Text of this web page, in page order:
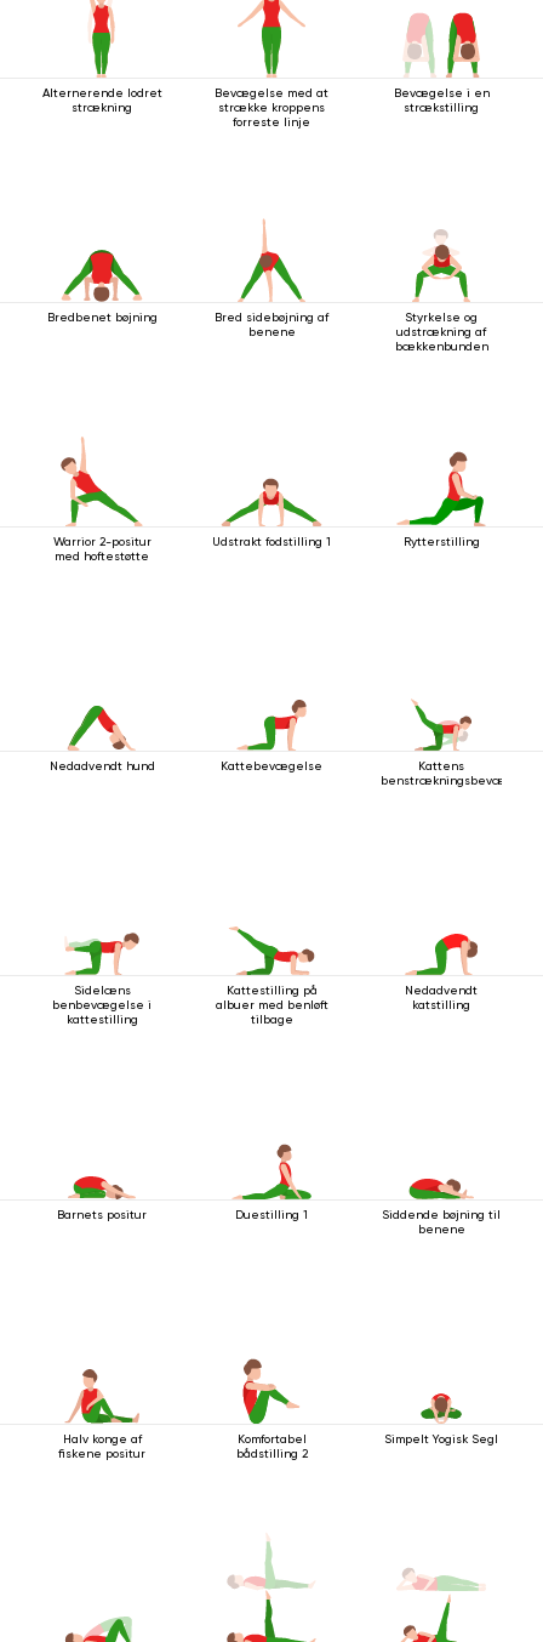
Alternerende lodret
strækning
Bevægelse med at
strække kroppens
forreste linje
Bevægelse i en
strækstilling
Bredbenet bøjning
Bred sidebøjning af
benene
Styrkelse og
udstrækning af
bækkenbunden
Warrior 2-positur
med hoftestøtte
Udstrakt fodstilling 1 Rytterstilling
Nedadvendt hund Kattebevægelse
Kattens
benstrækningsbevægelse
Sidelæns
benbevægelse i
kattestilling
Kattestilling på
albuer med benløft
tilbage
Nedadvendt
katstilling
Barnets positur Duestilling 1
Siddende bøjning til
benene
Halv konge af
fiskene positur
Komfortabel
bådstilling 2
Simpelt Yogisk Segl